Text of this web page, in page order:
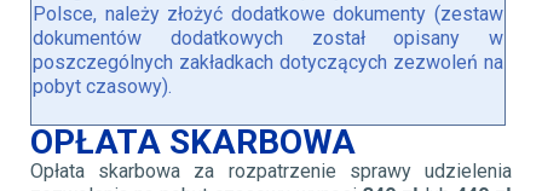
Polsce, należy złożyć dodatkowe dokumenty (zestaw
dokumentów dodatkowych został opisany w
poszczególnych zakładkach dotyczących zezwoleń na
pobyt czasowy).
OPŁATA SKARBOWA
Opłata skarbowa za rozpatrzenie sprawy udzielenia